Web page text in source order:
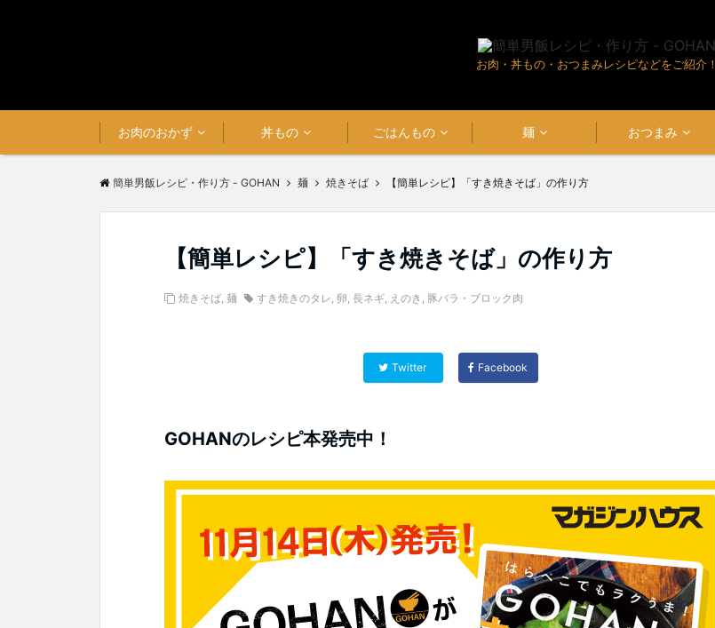
お肉・丼もの・おつまみレシピなどをご紹介！
お肉のおかず 丼もの ごはんもの 麺 おつまみ
簡単男飯レシピ・作り方 - GOHAN 麺 焼きそば 【簡単レシピ】「すき焼きそば」の作り方
【簡単レシピ】「すき焼きそば」の作り方
焼きそば, 麺 すき焼きのタレ, 卵, 長ネギ, えのき , 豚バラ・ブロック肉
Twitter Facebook
GOHANのレシピ本発売中！